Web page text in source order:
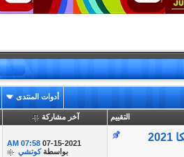
أدوات المنتدى
التقييم آخر مشاركة
مباراة كاملة || البرازيل vs الأرجنتين || بطولة كوبا أمريكا 2021 07-15-2021
07:58 AM
بواسطةكوتشي